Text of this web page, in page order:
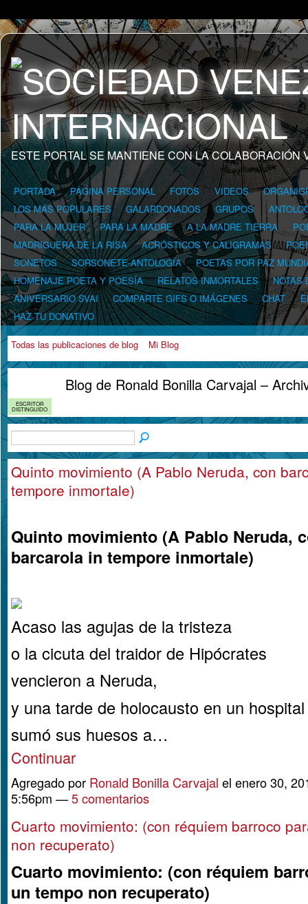
ESTE PORTAL SE MANTIENE CON LA COLABORACIÓN
PORTADA PÁGINA PERSONAL FOTOS VIDEOS
LOS MÁS POPULARES
GALARDONADOS GRUPOS
PARA LA MUJER
PARA LA MADRE A LA MADRE TIERRA
MADRIGUERA DE LA RISA
ACRÓSTICOS Y CALIGRAMAS
SONETOS
SORSONETE-ANTOLOGÍA
POETAS POR PAZ
HOMENAJE POETA Y POESÍA
RELATOS INMORTALES
NOTAS
ANIVERSARIO SVAI
COMPARTE GIFS O IMÁGENES CHAT
HAZ TU DONATIVO
Todas las publicaciones de blog Mi Blog
ESCRITOR
DISTINGUIDO
Blog de Ronald Bonilla Carvajal –
Quinto movimiento (A Pablo Neruda, con
tempore inmortale)
Quinto movimiento (A Pablo Neruda,
barcarola in tempore inmortale)
Acaso las agujas de la tristeza
o la cicuta del traidor de Hipócrates
vencieron a Neruda,
y una tarde de holocausto en un
sumó sus huesos a…
Continuar
Agregado por Ronald Bonilla Carvajal el enero 30,
5:56pm —5 comentarios
Cuarto movimiento: (con réquiem barroco
non recuperato)
Cuarto movimiento: (con réquiem
un tempo non recuperato)